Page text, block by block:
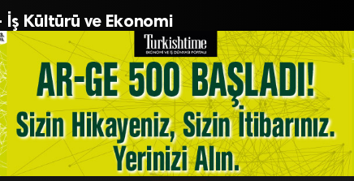
İş Kültürü ve Ekonomi